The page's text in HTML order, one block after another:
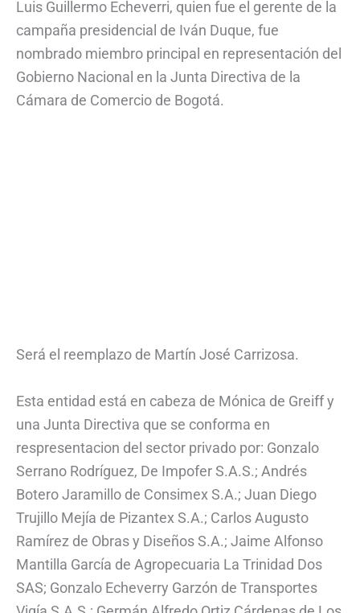
Luis Guillermo Echeverri, quien fue el gerente de la
campaña presidencial de Iván Duque, fue
nombrado miembro principal en representación del
Gobierno Nacional en la Junta Directiva de la
Cámara de Comercio de Bogotá.
Será el reemplazo de Martín José Carrizosa.
Esta entidad está en cabeza de Mónica de Greiff y
una Junta Directiva que se conforma en
respresentacion del sector privado por: Gonzalo
Serrano Rodríguez, De Impofer S.A.S.; Andrés
Botero Jaramillo de Consimex S.A.; Juan Diego
Trujillo Mejía de Pizantex S.A.; Carlos Augusto
Ramírez de Obras y Diseños S.A.; Jaime Alfonso
Mantilla García de Agropecuaria La Trinidad Dos
SAS; Gonzalo Echeverry Garzón de Transportes